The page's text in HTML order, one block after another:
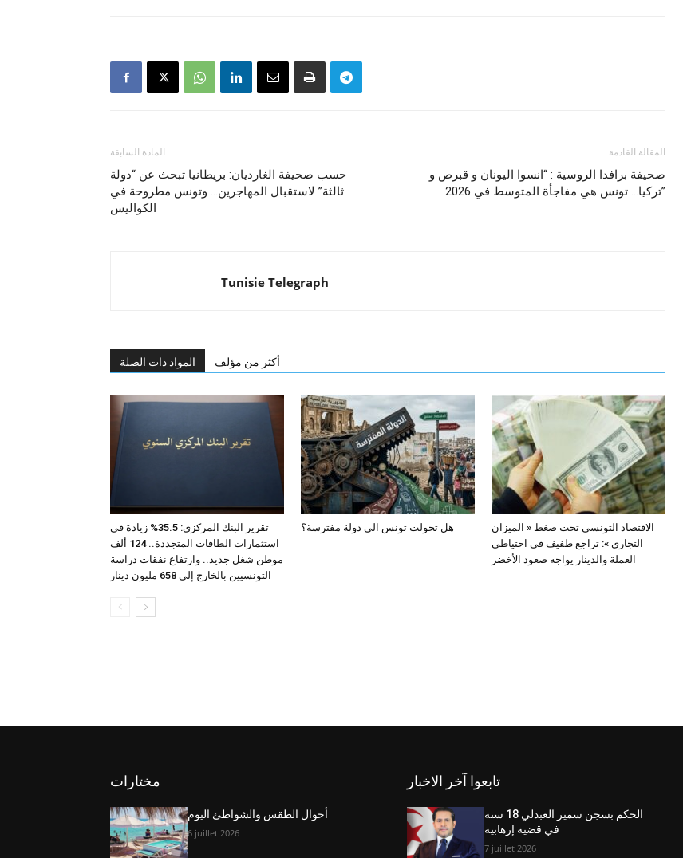
المادة السابقة
حسب صحيفة الغارديان: بريطانيا تبحث عن “دولة
ثالثة” لاستقبال المهاجرين… وتونس مطروحة في
الكواليس
المقالة القادمة
صحيفة برافدا الروسية : “انسوا اليونان و قبرص و
تركيا… تونس هي مفاجأة المتوسط في 2026”
Tunisie Telegraph
المواد ذات الصلة أكثر من مؤلف
تقرير البنك المركزي: 35.5% زيادة في
استثمارات الطاقات المتجددة.. 124 ألف
موطن شغل جديد.. وارتفاع نفقات دراسة
التونسيين بالخارج إلى 658 مليون دينار
هل تحولت تونس الى دولة مفترسة؟
الاقتصاد التونسي تحت ضغط « الميزان
التجاري »: تراجع طفيف في احتياطي
العملة والدينار يواجه صعود الأخضر
مختارات
أحوال الطقس والشواطئ اليوم
6 juillet 2026
تابعوا آخر الاخبار
الحكم بسجن سمير العبدلي 18 سنة
في قضية إرهابية
7 juillet 2026